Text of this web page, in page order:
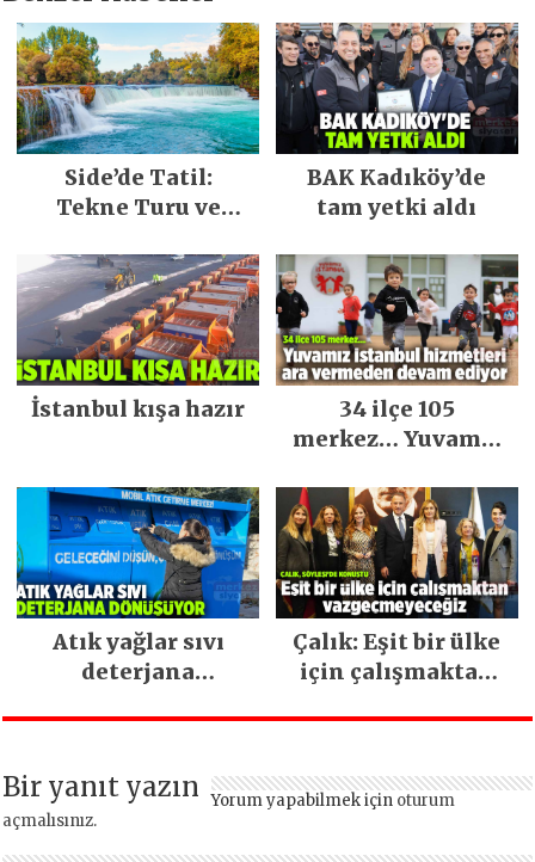
Side’de Tatil:
Tekne Turu ve
BAK Kadıköy’de
tam yetki aldı
İstanbul kışa hazır
34 ilçe 105
merkez… Yuvamız
ara vermeden
devam ediyor
Atık yağlar sıvı
deterjana
Çalık: Eşit bir ülke
için çalışmaktan
Bir yanıt yazın Yorum yapabilmek için oturum
açmalısınız.